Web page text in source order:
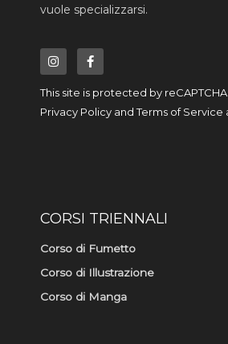
vuole specializzarsi.
n
s
t
a
g
r
a
c
e
o
o
This site is protected by
Privacy Policy andTerms of Service
CORSI TRIENNALI
Corso di Fumetto
Corso di Illustrazione
Corso di Manga